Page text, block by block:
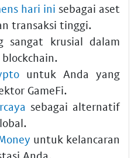
hari ini sebagai aset
transaksi tinggi.
sangat krusial dalam
untuk Anda yang
GameFi.
sebagai alternatif
untuk kelancaran